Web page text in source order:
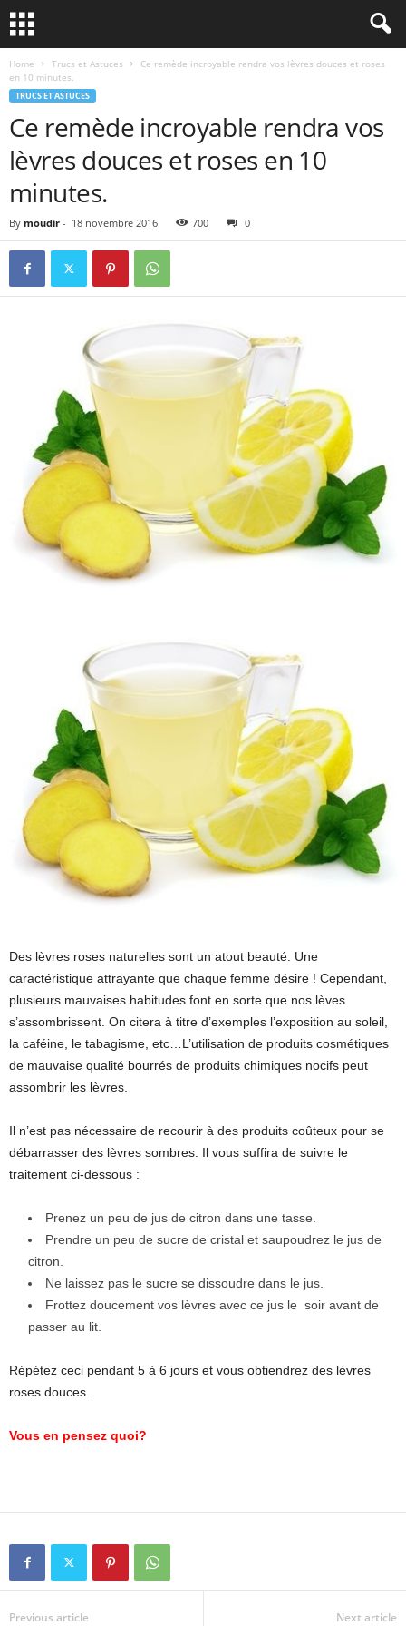
Home Trucs et Astuces
Ce remède incroyable rendra vos lèvres douces et roses
en 10 minutes.
TRUCS ET ASTUCES
Ce remède incroyable rendra vos
lèvres douces et roses en 10
minutes.
By moudir - 18 novembre 2016 700 0
Des lèvres roses naturelles sont un atout beauté. Une
caractéristique attrayante que chaque femme désire ! Cependant,
plusieurs mauvaises habitudes font en sorte que nos lèves
s’assombrissent. On citera à titre d’exemples l’exposition au soleil,
la caféine, le tabagisme, etc…L’utilisation de produits cosmétiques
de mauvaise qualité bourrés de produits chimiques nocifs peut
assombrir les lèvres.
Il n’est pas nécessaire de recourir à des produits coûteux pour se
débarrasser des lèvres sombres. Il vous suffira de suivre le
traitement ci-dessous :
Prenez un peu de jus de citron dans une tasse.
Prendre un peu de sucre de cristal et saupoudrez le jus de
citron.
Ne laissez pas le sucre se dissoudre dans le jus.
Frottez doucement vos lèvres avec ce jus le soir avant de
passer au lit.
Répétez ceci pendant 5 à 6 jours et vous obtiendrez des lèvres
roses douces.
Vous en pensez quoi?
Previous article Next article